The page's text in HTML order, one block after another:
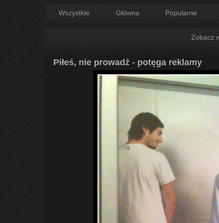
Wszystkie Główna Popularne
Zobacz
Piłeś, nie prowadź - potęga reklamy